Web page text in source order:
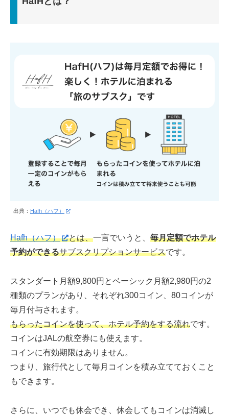
出典： Hafh（ハフ）
Hafh（ハフ） とは、一言でいうと、 毎月定額でホテル
予約ができるサブスクリプションサービスです。
スタンダート月額9,800円とベーシック月額2,980円の2
種類のプランがあり、それぞれ300コイン、80コインが
毎月付与されます。
もらったコインを使って、ホテル予約をする流れです。
コインはJALの航空券にも使えます。
コインに有効期限はありません。
つまり、旅行代として毎月コインを積み立てておくこと
もできます。
さらに、いつでも休会でき、休会してもコインは消滅し